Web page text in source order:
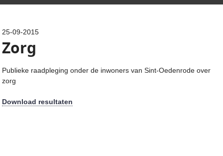
25-09-2015
Zorg
Publieke raadpleging onder de inwoners van Sint-Oedenrode over
zorg
Download resultaten